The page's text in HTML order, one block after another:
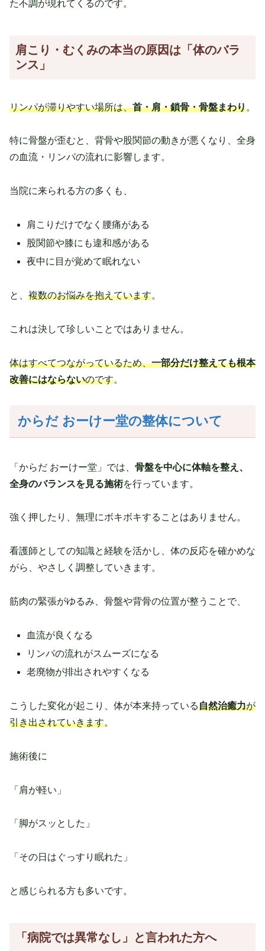
た不調が現れてくるのです。
肩こり・むくみの本当の原因は「体のバラ
ンス」
リンパが滞りやすい場所は、首・肩・鎖骨・骨盤まわり。
特に骨盤が歪むと、背骨や股関節の動きが悪くなり、全身
の血流・リンパの流れに影響します。
当院に来られる方の多くも、
肩こりだけでなく腰痛がある
股関節や膝にも違和感がある
夜中に目が覚めて眠れない
と、 複数のお悩みを抱えています。
これは決して珍しいことではありません。
体はすべてつながっているため、一部分だけ整えても根本
改善にはならないのです。
からだおーけー堂の整体について
「からだ おーけー堂」では、 骨盤を中心に体軸を整え、
全身のバランスを見る施術を行っています。
強く押したり、無理にボキボキすることはありません。
看護師としての知識と経験を活かし、体の反応を確かめな
がら、やさしく調整していきます。
筋肉の緊張がゆるみ、骨盤や背骨の位置が整うことで、
血流が良くなる
リンパの流れがスムーズになる
老廃物が排出されやすくなる
こうした変化が起こり、体が本来持っている自然治癒力が
引き出されていきます。
施術後に
「肩が軽い」
「脚がスッとした」
「その日はぐっすり眠れた」
と感じられる方も多いです。
「病院では異常なし」と言われた方へ